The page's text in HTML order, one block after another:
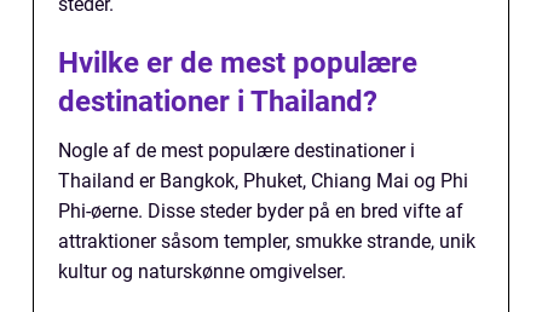
steder.
Hvilke er de mest populære
destinationer i Thailand?
Nogle af de mest populære destinationer i
Thailand er Bangkok, Phuket, Chiang Mai og Phi
Phi-øerne. Disse steder byder på en bred vifte af
attraktioner såsom templer, smukke strande, unik
kultur og naturskønne omgivelser.